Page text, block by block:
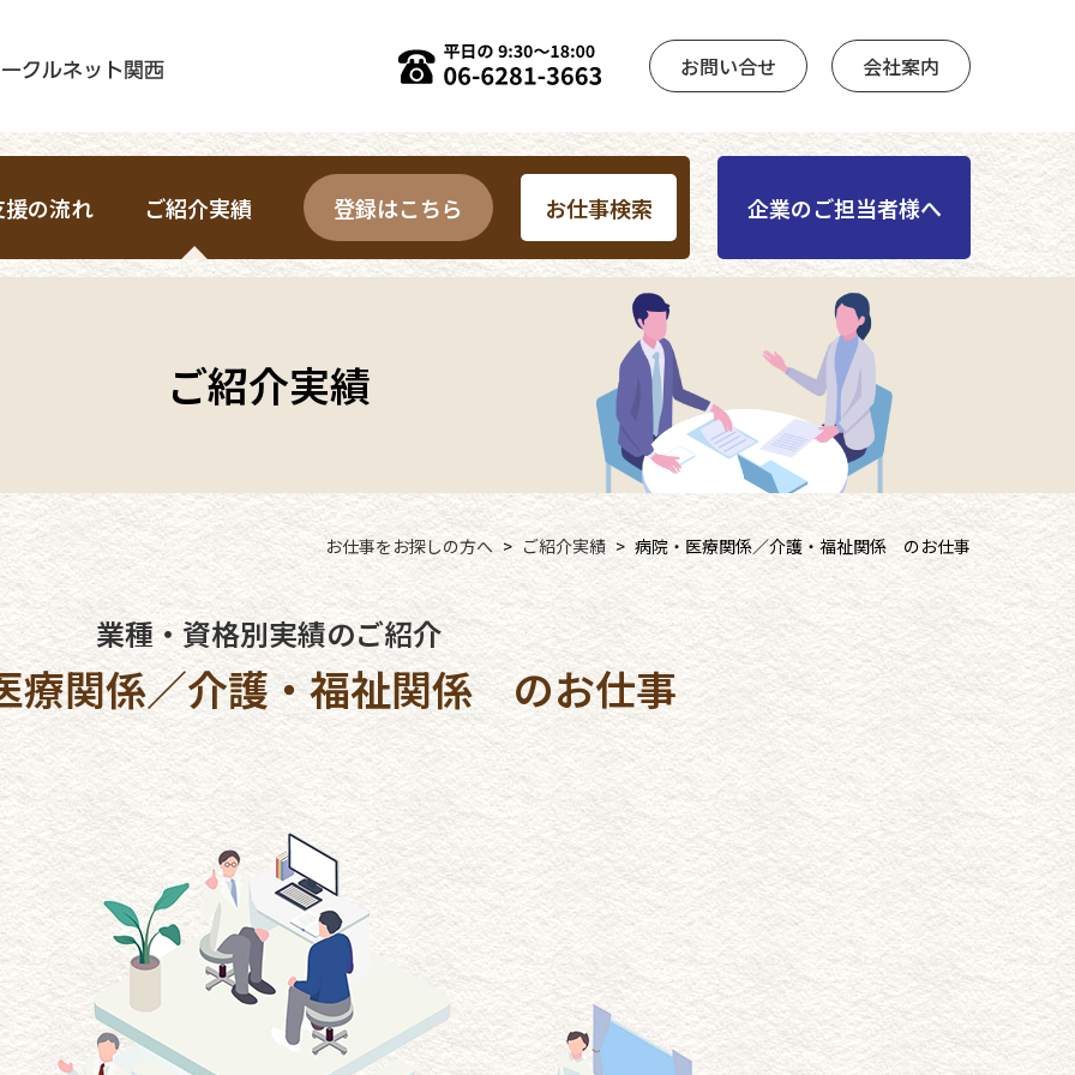
お問い合せ 会社案内
の流れ ご紹介実績 登録はこちら お仕事検索 企業のご担当者様へ
ご紹介実績
お仕事をお探しの方へ ご紹介実績 病院・医療関係／介護・福祉関係 のお仕事
業種・資格別実績のご紹介
療関係／介護・福祉関係 のお仕事